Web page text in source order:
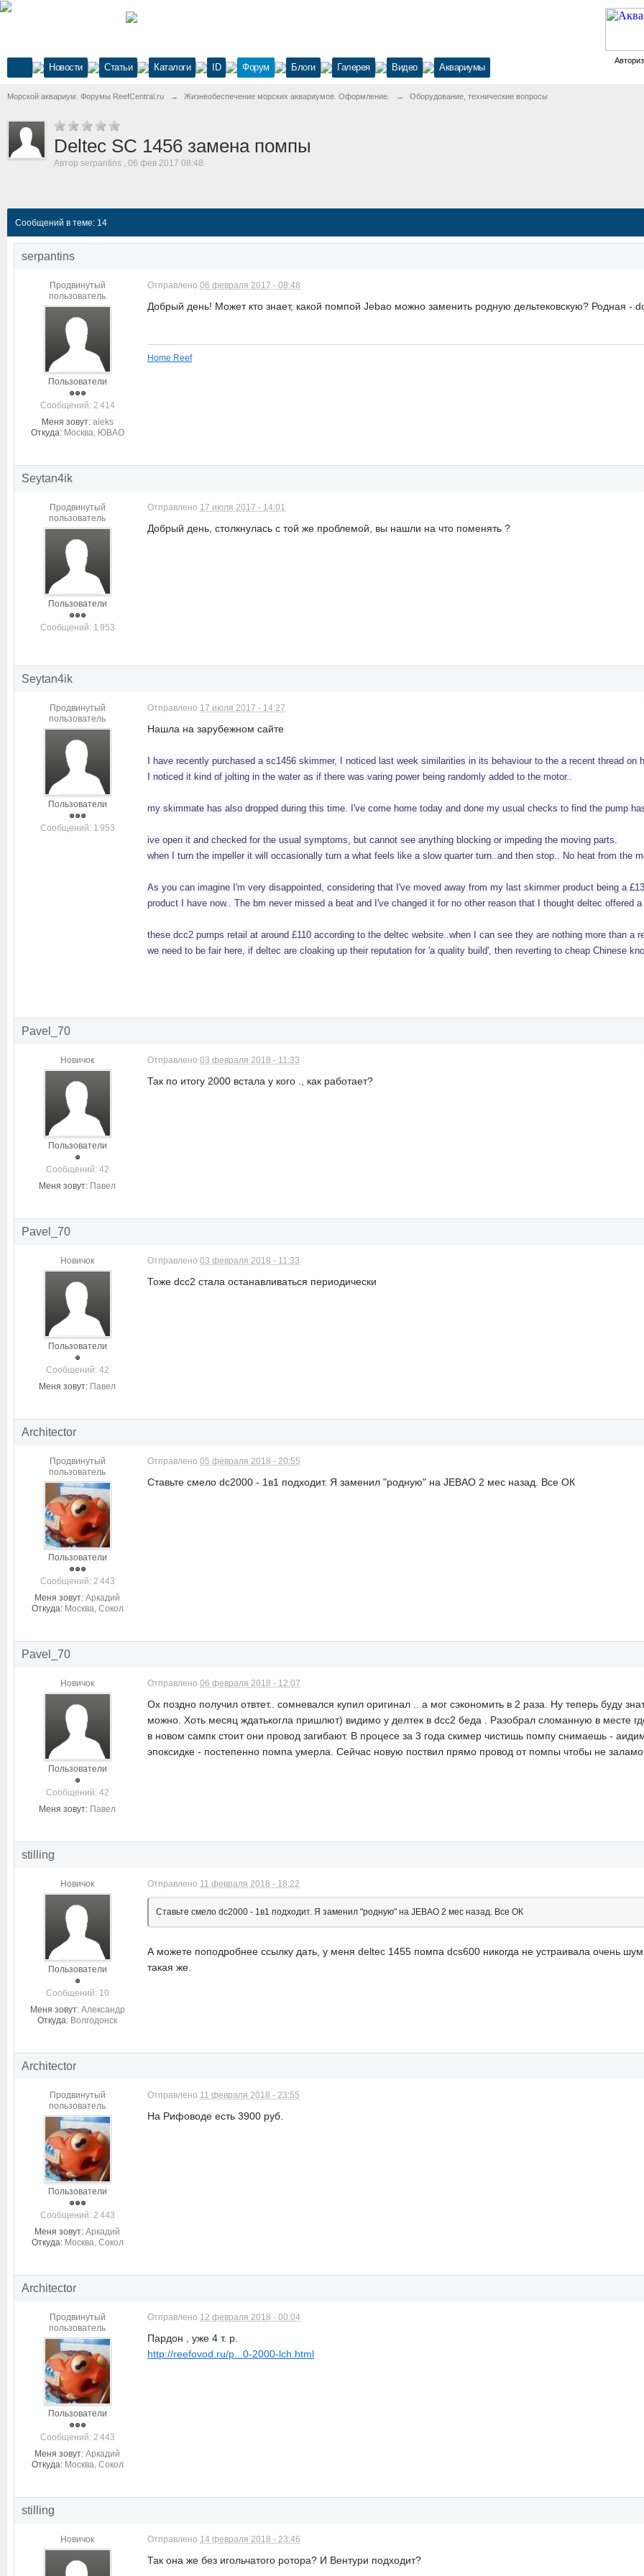
Новости Статьи Каталоги ID Форум Блоги Галерея Видео Аквариумы
Морской аквариум. Форумы ReefCentral.ru → Жизнеобеспечение морских аквариумов. Оформление. → Оборудование, технические вопросы
Deltec SC 1456 замена помпы
Автор serpantins , 06 фев 2017 08:48
Сообщений в теме: 14
serpantins
Продвинутый
пользователь
Пользователи
Cообщений: 2 414
Меня зовут: aleks
Откуда: Москва, ЮВАО
Отправлено 06 февраля 2017 - 08:48
Добрый день! Может кто знает, какой помпой Jebao можно заменить родную дельтековскую? Родная -
Home Reef
Seytan4ik
Продвинутый
пользователь
Пользователи
Cообщений: 1 953
Отправлено 17 июля 2017 - 14:01
Добрый день, столкнулась с той же проблемой, вы нашли на что поменять ?
Seytan4ik
Продвинутый
пользователь
Пользователи
Cообщений: 1 953
Отправлено 17 июля 2017 - 14:27
Нашла на зарубежном сайте
I have recently purchased a sc1456 skimmer, I noticed last week similarities in its behaviour to the a recent thread on
I noticed it kind of jolting in the water as if there was varing power being randomly added to the motor..
my skimmate has also dropped during this time. I've come home today and done my usual checks to find the pump
ive open it and checked for the usual symptoms, but cannot see anything blocking or impeding the moving parts.
when I turn the impeller it will occasionally turn a what feels like a slow quarter turn..and then stop.. No heat from the
As you can imagine I'm very disappointed, considering that I've moved away from my last skimmer product being a
product I have now.. The bm never missed a beat and I've changed it for no other reason that I thought deltec offered
these dcc2 pumps retail at around £110 according to the deltec website..when I can see they are nothing more than a
we need to be fair here, if deltec are cloaking up their reputation for 'a quality build', then reverting to cheap Chinese
Pavel_70
Новичок
Пользователи
Cообщений: 42
Меня зовут: Павел
Отправлено 03 февраля 2018 - 11:33
Так по итогу 2000 встала у кого ., как работает?
Pavel_70
Новичок
Пользователи
Cообщений: 42
Меня зовут: Павел
Отправлено 03 февраля 2018 - 11:33
Тоже dcc2 стала останавливаться периодически
Architector
Продвинутый
пользователь
Пользователи
Cообщений: 2 443
Меня зовут: Аркадий
Откуда: Москва, Сокол
Отправлено 05 февраля 2018 - 20:55
Ставьте смело dc2000 - 1в1 подходит. Я заменил "родную" на JEBAO 2 мес назад. Все ОК
Pavel_70
Новичок
Пользователи
Cообщений: 42
Меня зовут: Павел
Отправлено 06 февраля 2018 - 12:07
Ох поздно получил отвтет.. сомневался купил оригинал .. а мог сэкономить в 2 раза. Ну теперь буду
можно. Хоть месяц ждатькогла пришлют) видимо у делтек в dcc2 беда . Разобрал сломанную в месте
в новом сампк стоит они провод загибают. В процесе за 3 года скимер чистишь помпу снимаешь -
эпоксидке - постепенно помпа умерла. Сейчас новую поствил прямо провод от помпы чтобы не
stilling
Новичок
Пользователи
Cообщений: 10
Меня зовут: Александр
Откуда: Волгодонск
Отправлено 11 февраля 2018 - 18:22
Ставьте смело dc2000 - 1в1 подходит. Я заменил "родную" на JEBAO 2 мес назад. Все ОК
А можете поподробнее ссылку дать, у меня deltec 1455 помпа dcs600 никогда не устраивала очень
такая же.
Architector
Продвинутый
пользователь
Пользователи
Cообщений: 2 443
Меня зовут: Аркадий
Откуда: Москва, Сокол
Отправлено 11 февраля 2018 - 23:55
На Рифоводе есть 3900 руб.
Architector
Продвинутый
пользователь
Пользователи
Cообщений: 2 443
Меня зовут: Аркадий
Откуда: Москва, Сокол
Отправлено 12 февраля 2018 - 00:04
Пардон , уже 4 т. р.
http://reefovod.ru/p...0-2000-lch.html
stilling
Новичок Отправлено 14 февраля 2018 - 23:46
Так она же без игольчатого ротора? И Вентури подходит?